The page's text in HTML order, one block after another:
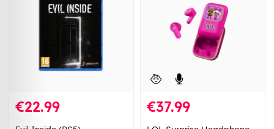
€22.99 €37.99